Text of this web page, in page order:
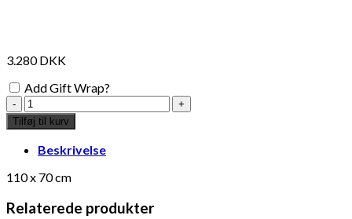
3.280DKK
Add Gift Wrap?
Lucien
mirror
antal
Tilføj til kurv
Beskrivelse
110 x 70 cm
Relaterede produkter